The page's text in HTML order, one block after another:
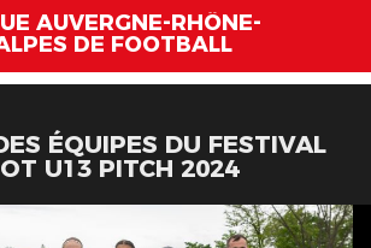
AUVERGNE-RHÔNE-
DE FOOTBALL
ÉQUIPES DU FESTIVAL
U13 PITCH 2024